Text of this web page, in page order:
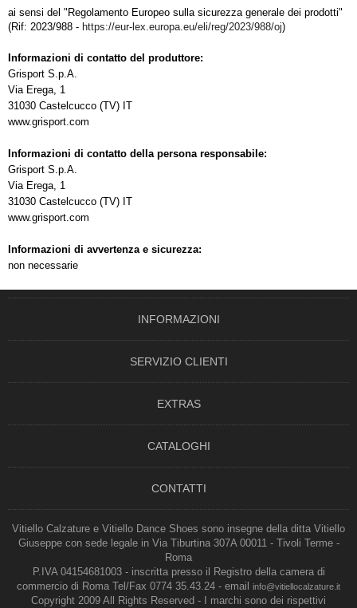
ai sensi del "Regolamento Europeo sulla sicurezza generale dei prodotti"
(Rif: 2023/988 - https://eur-lex.europa.eu/eli/reg/2023/988/oj)
Informazioni di contatto del produttore:
Grisport S.p.A.
Via Erega, 1
31030 Castelcucco (TV) IT
www.grisport.com
Informazioni di contatto della persona responsabile:
Grisport S.p.A.
Via Erega, 1
31030 Castelcucco (TV) IT
www.grisport.com
Informazioni di avvertenza e sicurezza:
non necessarie
INFORMAZIONI
SERVIZIO CLIENTI
EXTRAS
CATALOGHI
CONTATTI
Vitiello Calzature e Vitiello Dance Shoes sono insegne della ditta Vitiello
Giuseppe con sede legale in Via Tiburtina 307A 00011 - Tivoli Terme -
Roma
P.IVA 04154681003 - inscritta presso il Registro della camera di
commercio di Roma Tel/Fax 0774 35.43.24 - email
info@vitiellocalzature.it
Copyright 2009 All Rights Reserved - I marchi sono dei rispettivi